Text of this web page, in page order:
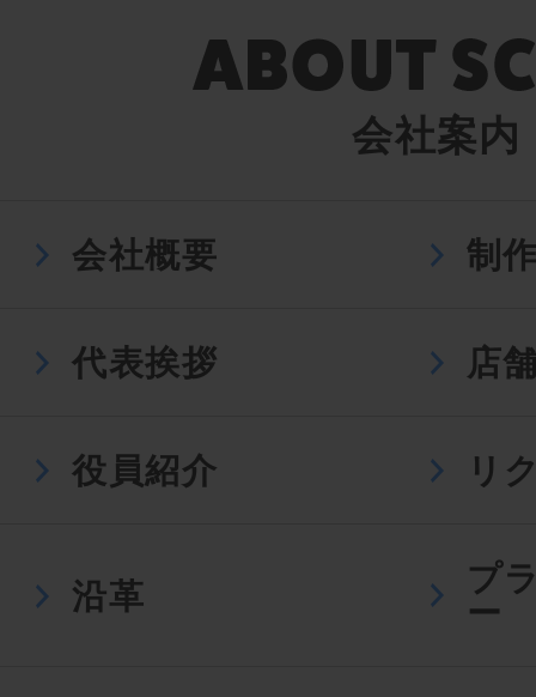
会社案内
会社概要 制
代表挨拶 店
役員紹介 リ
沿革
プ
ー